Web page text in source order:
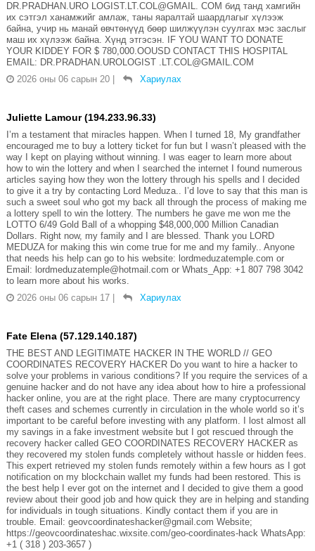
DR.PRADHAN.URO LOGIST.LT.COL@GMAIL. COM бид танд хамгийн
их сэтгэл ханамжийг амлаж, таны яаралтай шаардлагыг хүлээж
байна, учир нь манай өвчтөнүүд бөөр шилжүүлэн суулгах мэс заслыг
маш их хүлээж байна. Хүнд этгэсэн. IF YOU WANT TO DONATE
YOUR KIDDEY FOR $ 780,000.OOUSD CONTACT THIS HOSPITAL
EMAIL: DR.PRADHAN.UROLOGIST .LT.COL@GMAIL.COM
2026 оны 06 сарын 20
Хариулах
Juliette Lamour (194.233.96.33)
I’m a testament that miracles happen. When I turned 18, My grandfather
encouraged me to buy a lottery ticket for fun but I wasn’t pleased with the
way I kept on playing without winning. I was eager to learn more about
how to win the lottery and when I searched the internet I found numerous
articles saying how they won the lottery through his spells and I decided
to give it a try by contacting Lord Meduza.. I’d love to say that this man is
such a sweet soul who got my back all through the process of making me
a lottery spell to win the lottery. The numbers he gave me won me the
LOTTO 6/49 Gold Ball of a whopping $48,000,000 Million Canadian
Dollars. Right now, my family and I are blessed. Thank you LORD
MEDUZA for making this win come true for me and my family.. Anyone
that needs his help can go to his website: lordmeduzatemple.com or
Email: lordmeduzatemple@hotmail.com or Whats_App: +1 807 798 3042
to learn more about his works.
2026 оны 06 сарын 17
Хариулах
Fate Elena (57.129.140.187)
THE BEST AND LEGITIMATE HACKER IN THE WORLD // GEO
COORDINATES RECOVERY HACKER Do you want to hire a hacker to
solve your problems in various conditions? If you require the services of a
genuine hacker and do not have any idea about how to hire a professional
hacker online, you are at the right place. There are many cryptocurrency
theft cases and schemes currently in circulation in the whole world so it’s
important to be careful before investing with any platform. I lost almost all
my savings in a fake investment website but I got rescued through the
recovery hacker called GEO COORDINATES RECOVERY HACKER as
they recovered my stolen funds completely without hassle or hidden fees.
This expert retrieved my stolen funds remotely within a few hours as I got
notification on my blockchain wallet my funds had been restored. This is
the best help I ever got on the internet and I decided to give them a good
review about their good job and how quick they are in helping and standing
for individuals in tough situations. Kindly contact them if you are in
trouble. Email: geovcoordinateshacker@gmail.com Website;
https://geovcoordinateshac.wixsite.com/geo-coordinates-hack WhatsApp:
+1 ( 318 ) 203-3657 )